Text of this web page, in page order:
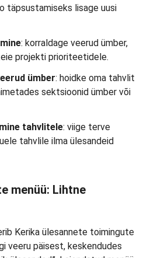
täpsustamiseks lisage uusi
: korraldage veerud ümber,
projekti prioriteetidele.
ümber: hoidke oma tahvlit
sektsioonid ümber või
tahvlitele: viige terve
tahvlile ilma ülesandeid
menüü: Lihtne